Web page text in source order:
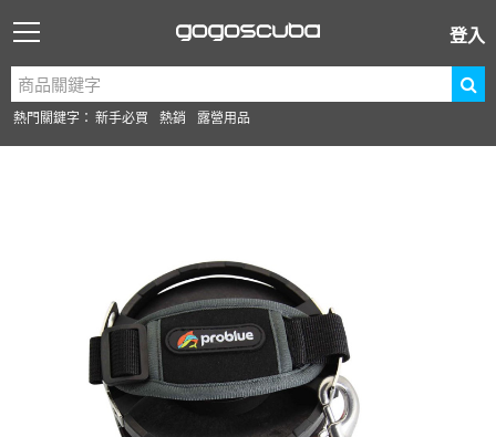
登入
熱門關鍵字： 新手必買 熱銷 露營用品